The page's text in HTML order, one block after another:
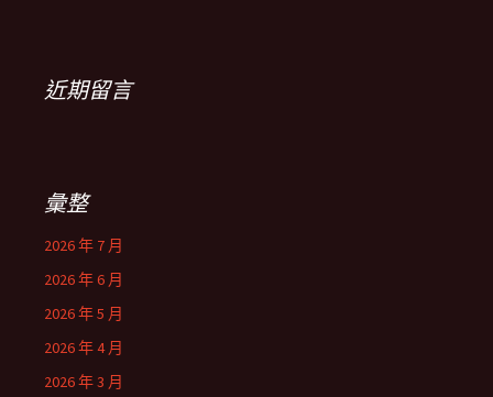
近期留言
彙整
2026 年 7 月
2026 年 6 月
2026 年 5 月
2026 年 4 月
2026 年 3 月